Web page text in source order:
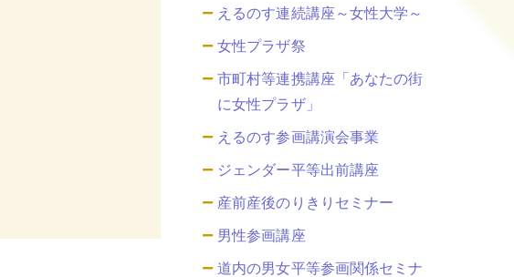
えるのす連続講座～女性大学～
女性プラザ祭
市町村等連携講座「あなたの街
に女性プラザ」
えるのす参画講演会事業
ジェンダー平等出前講座
産前産後のりきりセミナー
男性参画講座
道内の男女平等参画関係セミナ